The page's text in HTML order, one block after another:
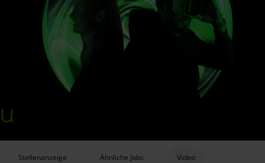
Stellenanzeige Ähnliche Jobs
Video